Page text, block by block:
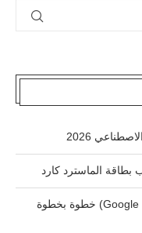
كيفية إنشاء اجتماع على جوجل ميت (Google Meet) خطوة بخطوة